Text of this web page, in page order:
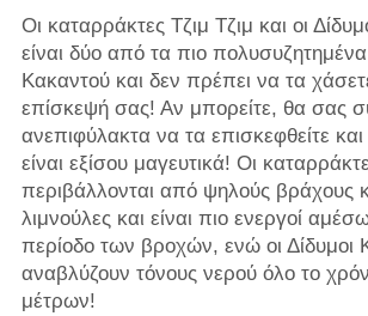
Οι καταρράκτες Τζιμ Τζιμ και οι
είναι δύο από τα πιο
Κακαντού και δεν πρέπει να τα
επίσκεψή σας! Αν μπορείτε, θα σας
ανεπιφύλακτα να τα επισκεφθείτε
είναι εξίσου μαγευτικά! Οι
περιβάλλονται από ψηλούς βράχους
λιμνούλες και είναι πιο ενεργοί
περίοδο των βροχών, ενώ οι Δίδυμοι
αναβλύζουν τόνους νερού όλο το
μέτρων!